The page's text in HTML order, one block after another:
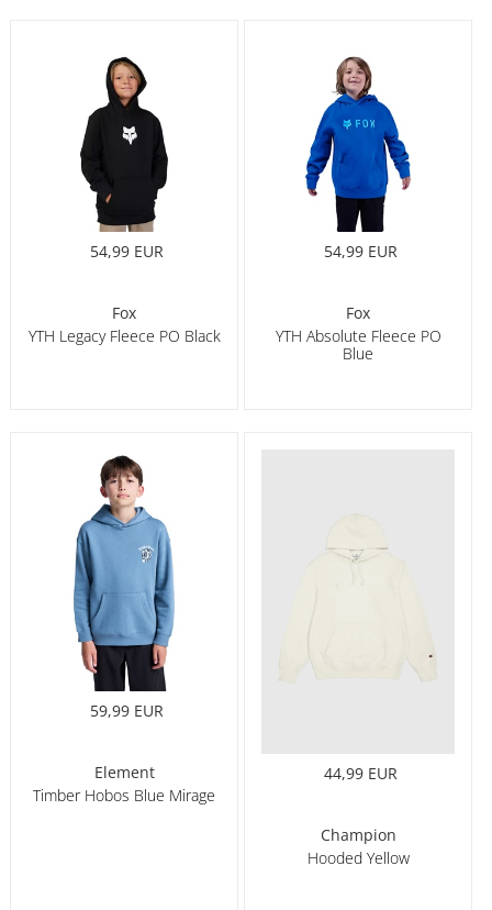
54,99 EUR
Fox
YTH Legacy Fleece PO Black
54,99 EUR
Fox
YTH Absolute Fleece PO
Blue
59,99 EUR
Element
Timber Hobos Blue Mirage
44,99 EUR
Champion
Hooded Yellow